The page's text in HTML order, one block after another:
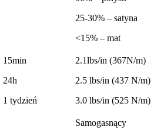
25-30% – satyna
<15% – mat
15min
24h
1 tydzień
2.1lbs/in (367N/m)
2.5 lbs/in (437 N/m)
3.0 lbs/in (525 N/m)
Samogasnący